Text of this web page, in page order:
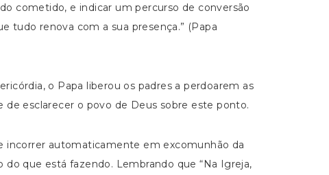
cometido, e indicar um percurso de conversão
tudo renova com a sua presença.” (Papa
o Papa liberou os padres a perdoarem as
esclarecer o povo de Deus sobre este ponto.
incorrer automaticamente em excomunhão da
que está fazendo. Lembrando que “Na Igreja,